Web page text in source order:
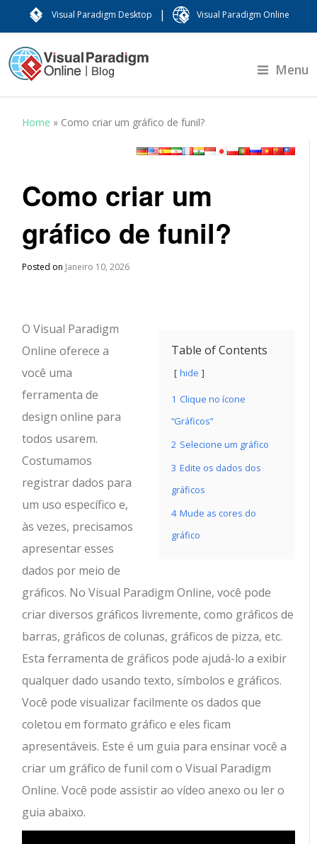
Visual Paradigm Desktop | Visual Paradigm Online
Menu
Home » Como criar um gráfico de funil?
Como criar um
gráfico de funil?
Posted on Janeiro 10, 2026
Table of Contents
hide
1 Clique no ícone
“Gráficos”
2 Selecione um gráfico
3 Edite os dados dos
gráficos
4 Mude as cores do
gráfico
O Visual Paradigm
Online oferece a
você uma
ferramenta de
design online para
todos usarem.
Costumamos
registrar dados para
um uso específico e,
às vezes, precisamos
apresentar esses
dados por meio de
gráficos. No Visual Paradigm Online, você pode
criar diversos gráficos livremente, como gráficos de
barras, gráficos de colunas, gráficos de pizza, etc.
Esta ferramenta de gráficos pode ajudá-lo a exibir
qualquer dado usando texto, símbolos e gráficos.
Você pode visualizar facilmente os dados que
coletou em formato gráfico e eles ficam
apresentáveis. Este é um guia para ensinar você a
criar um gráfico de funil com o Visual Paradigm
Online. Você pode assistir ao vídeo anexo ou ler o
guia abaixo.